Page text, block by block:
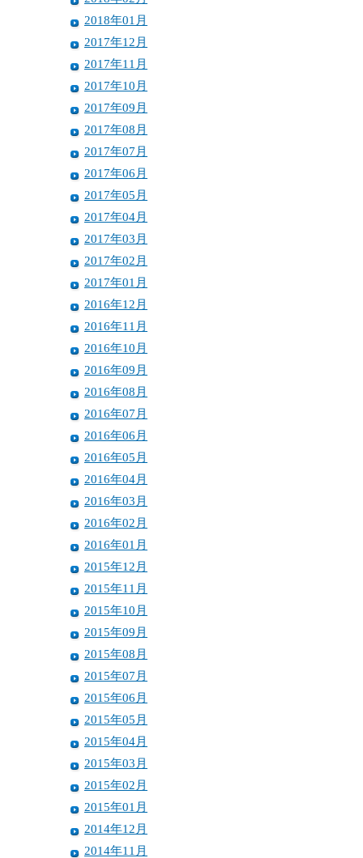
2018年01月
2017年12月
2017年11月
2017年10月
2017年09月
2017年08月
2017年07月
2017年06月
2017年05月
2017年04月
2017年03月
2017年02月
2017年01月
2016年12月
2016年11月
2016年10月
2016年09月
2016年08月
2016年07月
2016年06月
2016年05月
2016年04月
2016年03月
2016年02月
2016年01月
2015年12月
2015年11月
2015年10月
2015年09月
2015年08月
2015年07月
2015年06月
2015年05月
2015年04月
2015年03月
2015年02月
2015年01月
2014年12月
2014年11月